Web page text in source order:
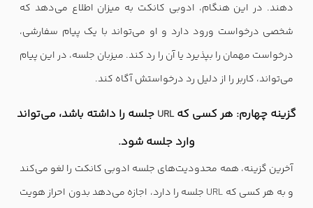
دهند. در این هنگام، ادوبی کانکت به میزان اطلاع می‌دهد که
شخصی درخواست ورود دارد و او می‌تواند با یک پیام سفارشی،
درخواست مهمان را بپذیرد یا آن را رد کند. میزبان جلسه، در این پیام
می‌تواند، کاربر را از دلیل رد درخواستش آگاه کند.
گزینه چهارم: هر کسی کهURL جلسه را داشته باشد، می‌تواند
وارد جلسه شود.
آخرین گزینه، همه محدودیت‌های جلسه‌ ادوبی کانکت را لغو می‌کند
و به هر کسی که URL جلسه را دارد، اجازه می‌دهد بدون احراز هویت